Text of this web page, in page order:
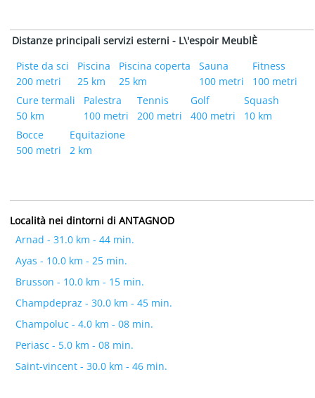
Distanze principali servizi esterni - L\'espoir MeublÈ
Piste da sci
200 metri
Piscina
25 km
Piscina coperta
25 km
Sauna
100 metri
Fitness
100 metri
Cure termali
50 km
Palestra
100 metri
Tennis
200 metri
Golf
400 metri
Squash
10 km
Bocce
500 metri
Equitazione
2 km
Località nei dintorni di ANTAGNOD
Arnad - 31.0 km - 44 min.
Ayas - 10.0 km - 25 min.
Brusson - 10.0 km - 15 min.
Champdepraz - 30.0 km - 45 min.
Champoluc - 4.0 km - 08 min.
Periasc - 5.0 km - 08 min.
Saint-vincent - 30.0 km - 46 min.